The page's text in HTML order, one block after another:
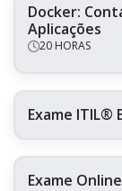
Docker:
Aplicações
20 HORAS
Exame ITIL®
Exame